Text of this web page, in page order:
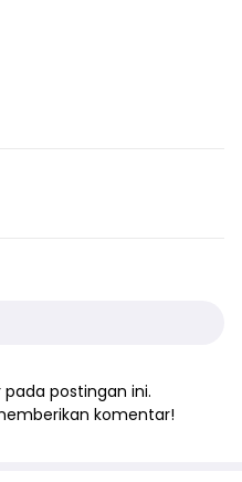
postingan ini.
komentar!